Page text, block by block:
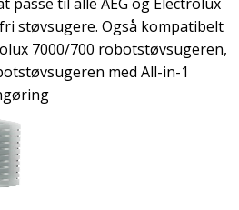
støvsugere. Også kompatibelt
7000/700 robotstøvsugeren,
med All-in-1